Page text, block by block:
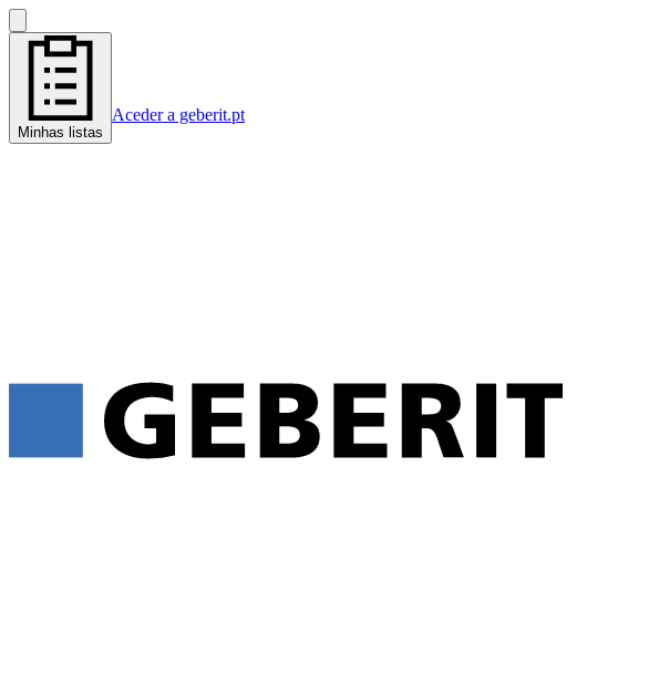
Minhas listas
Aceder a geberit.pt